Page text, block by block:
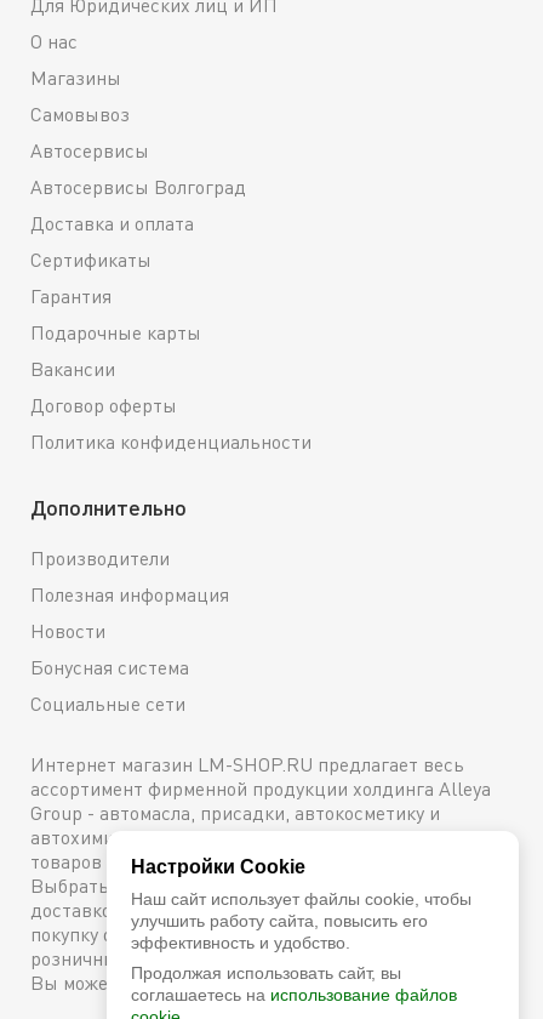
Для Юридических лиц и ИП
О нас
Магазины
Самовывоз
Автосервисы
Автосервисы Волгоград
Доставка и оплата
Сертификаты
Гарантия
Подарочные карты
Вакансии
Договор оферты
Политика конфиденциальности
Дополнительно
Производители
Полезная информация
Новости
Бонусная система
Социальные сети
Интернет магазин LM-SHOP.RU предлагает весь
ассортимент фирменной продукции холдинга Alleya
Group - автомасла, присадки, автокосметику и
автохимию. Каталог содержит подробное описание
товаров с техническими характеристиками и ценами.
Выбрать и купить оригинальную продукцию с
доставкой по Москве можно сейчас же, оформив
покупку онлайн, либо посетив один из наших
розничных магазинов. Более подробную информацию
Вы можете получить по телефону+7 (800) 600-48-38
Настройки Cookie
Наш сайт использует файлы cookie, чтобы
улучшить работу сайта, повысить его
эффективность и удобство.
Продолжая использовать сайт, вы
соглашаетесь на использование файлов